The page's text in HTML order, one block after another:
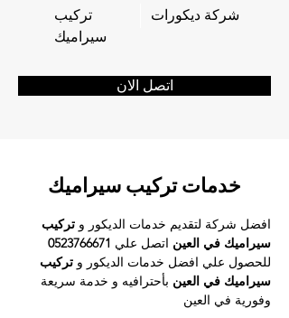
تركيب
سيراميك
شركة ديكورات
اتصل الان
خدمات تركيب سيراميك
افضل شركة لتقديم خدمات الديكور و تركيب
سيراميك في العين اتصل علي 0523766671
للحصول علي افضل خدمات الديكور و تركيب
سيراميك في العين بأحترافيه و خدمة سريعة
وفورية في العين